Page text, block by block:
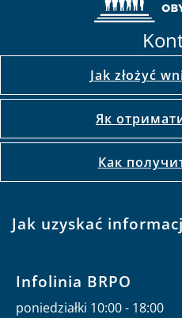
Jak złożyć
Як
Как
Jak uzyskać
Infolinia BRPO
poniedziałki 10:00 - 18:00